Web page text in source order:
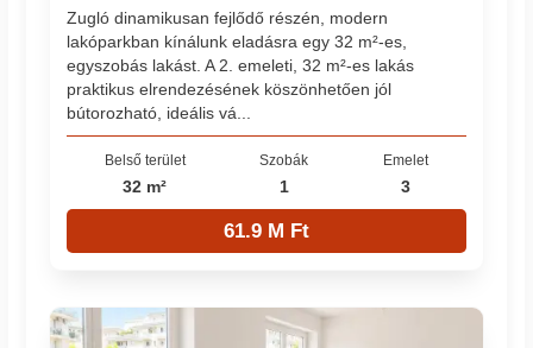
Zugló dinamikusan fejlődő részén, modern
lakóparkban kínálunk eladásra egy 32 m²-es,
egyszobás lakást. A 2. emeleti, 32 m²-es lakás
praktikus elrendezésének köszönhetően jól
bútorozható, ideális vá...
Belső terület
32 m²
Szobák
1
Emelet
3
61.9 M Ft